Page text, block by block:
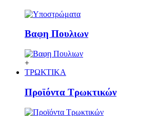
Βαφη Πουλιων
+
ΤΡΩΚΤΙΚΑ
Προϊόντα Τρωκτικών